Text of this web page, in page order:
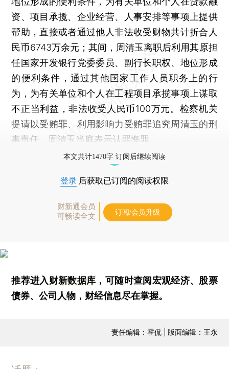
资、项目承揽、企业经营、人事安排等事项上提供
帮助，直接或者通过他人非法收受财物共计折合人
民币6743万余元；其间，周清玉离职后利用其原担
任国家开发银行党委委员、副行长职权、地位形成
的便利条件，通过其他国家工作人员职务上的行
为，为有关单位和个人在工程项目承揽事项上谋取
不正当利益，非法收受人民币100万元。检察机关
提请以受贿罪、利用影响力受贿罪追究周清玉的刑
事责任。周清玉当庭表示认罪悔罪。
本文共计1470字 订阅后继续阅读
登录 后获取已订阅的阅读权限
财新通会员
可畅读全文
订阅/会员升级
推荐进入财新数据库 ，可随时查阅宏观经济、股票
债券、公司人物，财经信息尽在掌握。
责任编辑：霍侃 | 版面编辑：王永